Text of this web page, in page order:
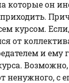
которые он
курсом.
от
и ему
ненужного, с